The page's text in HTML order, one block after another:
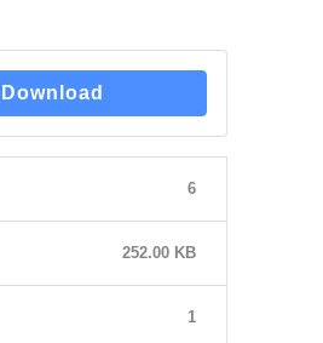
Download
6
252.00 KB
1